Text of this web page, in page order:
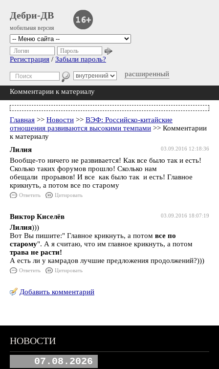
Дебри-ДВ
мобильная версия
расширенный
Логин Пароль
Регистрация / Забыли пароль?
Комментарии к материалу
Главная >> Новости >> ВЭФ: Российско-китайские
отношения развиваются высокими темпами >> Комментарии
к материалу
03.09.2016 12:18:36
Лилия
Вообще-то ничего не развивается! Как все было так и есть!
Сколько таких форумов прошло! Сколько нам
обещали прорывов! И все как было так и есть! Главное
крикнуть, а потом все по старому
Ответить Цитировать
03.09.2016 18:07:19
Виктор Киселёв
Лилия)))
Вот Вы пишите:" Главное крикнуть, а потом все по
старому". А я считаю, что им главное крикнуть, а потом
трава не расти!
А есть ли у камрадов лучшие предложения продолжений?)))
Ответить Цитировать
Добавить комментарий
НОВОСТИ
07.08.2026